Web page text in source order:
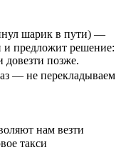
шарик в пути) —
и предложит решение:
довезти позже.
— не перекладываем
нам везти
такси